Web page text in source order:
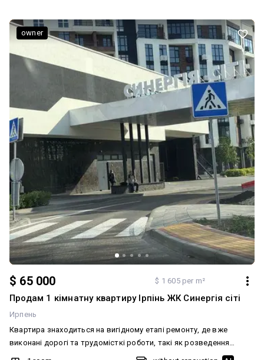
$ 65 000 $ 1 605 per m²
Продам 1 кімнатну квартиру Ірпінь ЖК Синергія сіті
Ирпень
Квартира знаходиться на вигідному етапі ремонту, де вже
виконані дорогі та трудомісткі роботи, такі як розведення
електрики, водопостачання та монтаж системи опалення. Стіни
owner